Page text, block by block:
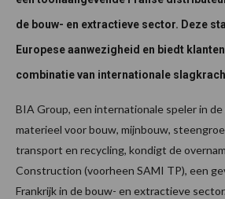
de bouw- en extractieve sector. Deze
Europese aanwezigheid en biedt
combinatie van internationale
BIA Group, een internationale speler in
materieel voor bouw, mijnbouw,
transport en recycling, kondigt de
Construction (voorheen SAMI TP), een
Frankrijk in de bouw- en extractieve